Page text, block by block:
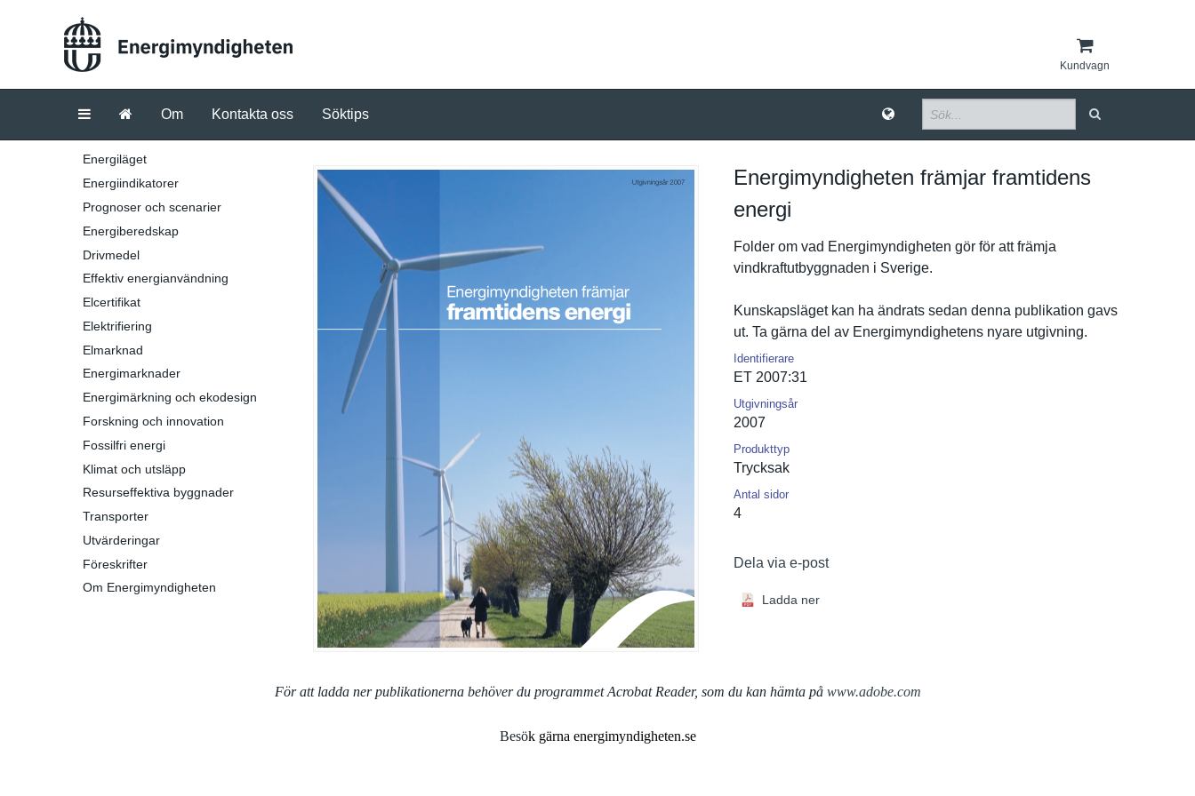
Kundvagn
Om Kontakta oss Söktips
Energiläget
Energiindikatorer
Prognoser och scenarier
Energiberedskap
Drivmedel
Effektiv energianvändning
Elcertifikat
Elektrifiering
Elmarknad
Energimarknader
Energimärkning och ekodesign
Forskning och innovation
Fossilfri energi
Klimat och utsläpp
Resurseffektiva byggnader
Transporter
Utvärderingar
Föreskrifter
Om Energimyndigheten
Energimyndigheten främjar framtidens
energi
Folder om vad Energimynd­igheten gör för att främja
vindkraftu­tbyggnaden i Sverige.
Kunskapslä­get kan ha ändrats sedan denna publikatio­n gavs
ut. Ta gärna del av Energimynd­ighetens nyare utgivning.
Identifierare
ET 2007:31
Utgivningsår
2007
Produkttyp
Trycksak
Antal sidor
4
Dela via e-post
Ladda ner
För att ladda ner publikationerna behöver du programmet Acrobat Reader, som du kan hämta på www.adobe.com
Besök gärna energimyndigheten.se